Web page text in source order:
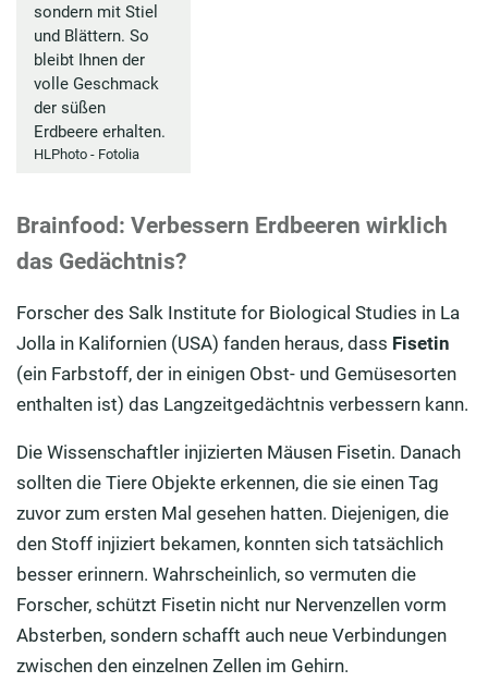
sondern mit Stiel
und Blättern. So
bleibt Ihnen der
volle Geschmack
der süßen
Erdbeere erhalten.
HLPhoto - Fotolia
Brainfood: Verbessern Erdbeeren wirklich
das Gedächtnis?
Forscher des Salk Institute for Biological Studies in La
Jolla in Kalifornien (USA) fanden heraus, dass Fisetin
(ein Farbstoff, der in einigen Obst- und Gemüsesorten
enthalten ist) das Langzeitgedächtnis verbessern kann.
Die Wissenschaftler injizierten Mäusen Fisetin. Danach
sollten die Tiere Objekte erkennen, die sie einen Tag
zuvor zum ersten Mal gesehen hatten. Diejenigen, die
den Stoff injiziert bekamen, konnten sich tatsächlich
besser erinnern. Wahrscheinlich, so vermuten die
Forscher, schützt Fisetin nicht nur Nervenzellen vorm
Absterben, sondern schafft auch neue Verbindungen
zwischen den einzelnen Zellen im Gehirn.